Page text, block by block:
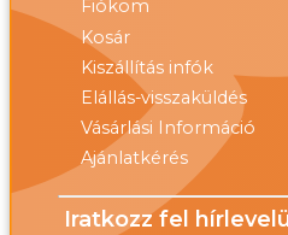
Fiókom
Kosár
Kiszállítás infók
Elállás-visszaküldés
Vásárlási Információ
Ajánlatkérés
Iratkozz fel